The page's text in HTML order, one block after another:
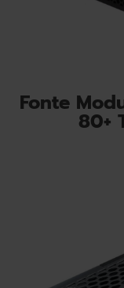
Fonte
80+